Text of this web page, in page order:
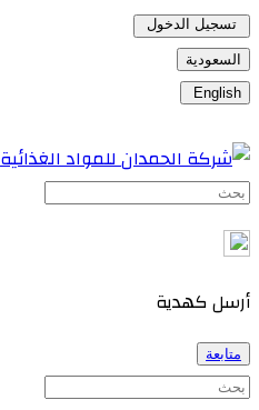
تسجيل الدخول
السعودية
English
أرسل كهدية
متابعة